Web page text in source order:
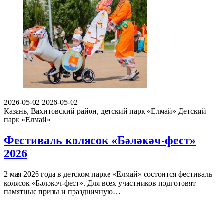
2026-05-02 2026-05-02
Казань, Вахитовский район, детский парк «Елмай» Детский
парк «Елмай»
Фестиваль колясок «Бәләкәч-фест»
2026
2 мая 2026 года в детском парке «Елмай» состоится фестиваль
колясок «Бәләкәч-фест». Для всех участников подготовят
памятные призы и праздничную…